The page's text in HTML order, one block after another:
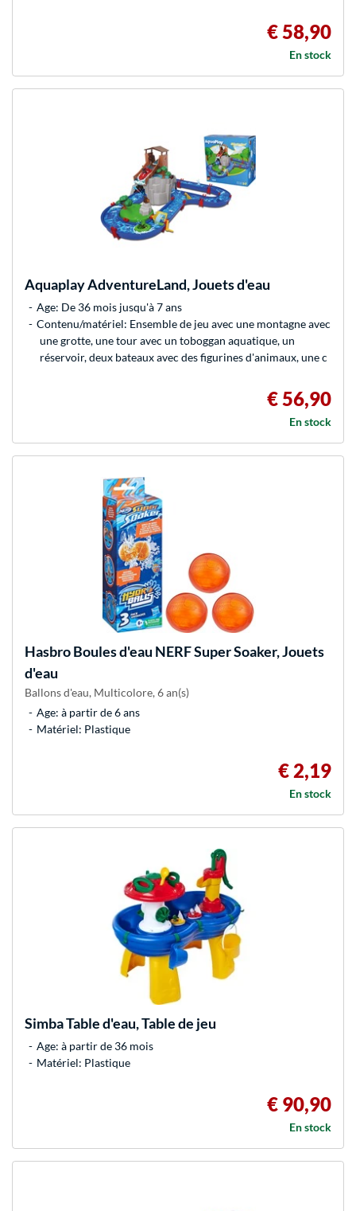
€ 58,90
En stock
AquaplayAdventureLand, Jouets d'eau
Age: De 36 mois jusqu'à 7 ans
Contenu/matériel: Ensemble de jeu avec une montagne avec
une grotte, une tour avec un toboggan aquatique, un
réservoir, deux bateaux avec des figurines d'animaux, une c
€ 56,90
En stock
HasbroBoules d'eau NERF Super Soaker, Jouets
d'eau
Ballons d'eau, Multicolore, 6 an(s)
Age: à partir de 6 ans
Matériel: Plastique
€ 2,19
En stock
SimbaTable d'eau, Table de jeu
Age: à partir de 36 mois
Matériel: Plastique
€ 90,90
En stock